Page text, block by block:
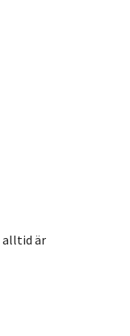
alltid är